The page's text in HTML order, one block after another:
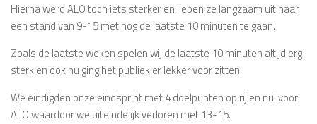
Hierna werd ALO toch iets sterker en liepen ze langzaam uit naar
een stand van 9-15 met nog de laatste 10 minuten te gaan.
Zoals de laatste weken spelen wij de laatste 10 minuten altijd erg
sterk en ook nu ging het publiek er lekker voor zitten.
We eindigden onze eindsprint met 4 doelpunten op rij en nul voor
ALO waardoor we uiteindelijk verloren met 13-15.